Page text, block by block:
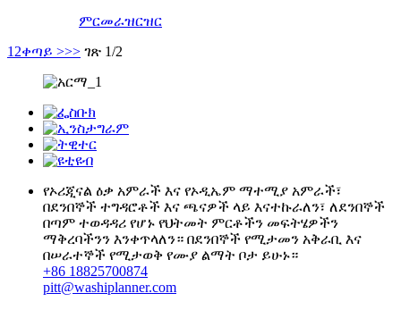
ምርመራዝርዝር
1 2ቀጣይ >>> ገጽ 1/2
የኦሪጂናል ዕቃ አምራች እና የኦዲኤም ማተሚያ አምራች፣
በደንበኞች ተግዳሮቶች እና ጫናዎች ላይ እናተኩራለን፣ ለደንበኞች
በጣም ተወዳዳሪ የሆኑ የህትመት ምርቶችን መፍትሄዎችን
ማቅረባችንን እንቀጥላለን። በደንበኞች የሚታመን አቅራቢ እና
በሠራተኞች የሚታወቅ የሙያ ልማት ቦታ ይሁኑ።
+86 18825700874
pitt@washiplanner.com